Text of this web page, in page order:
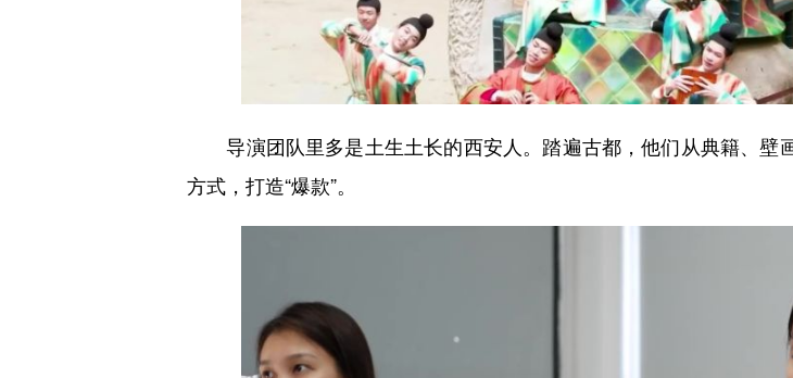
导演团队里多是土生土长的西安人。踏遍古都，他们从典籍、壁
方式，打造“爆款”。